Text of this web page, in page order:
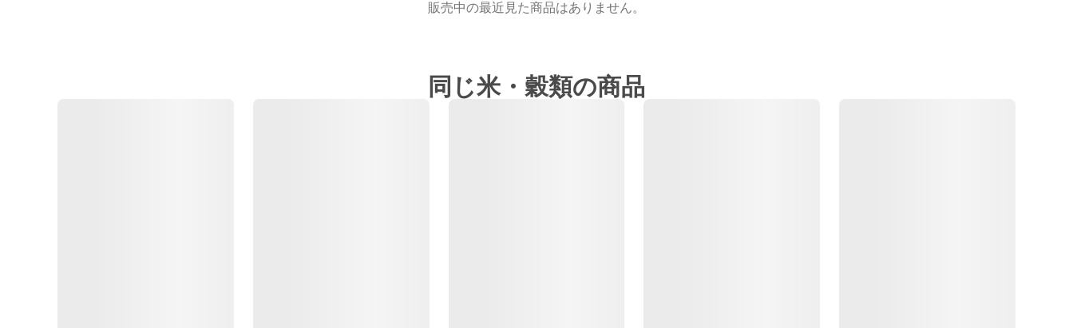
販売中の最近見た商品はありません。
同じ米・穀類の商品